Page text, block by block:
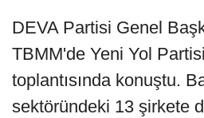
DEVA Partisi Genel
TBMM'de Yeni Yol
toplantısında konuştu.
sektöründeki 13 şirkete